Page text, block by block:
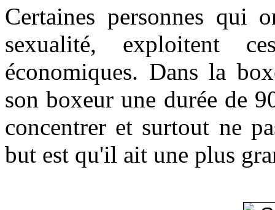
Certaines personnes qui
sexualité, exploitent
économiques. Dans la
son boxeur une durée de
concentrer et surtout ne
but est qu'il ait une plus